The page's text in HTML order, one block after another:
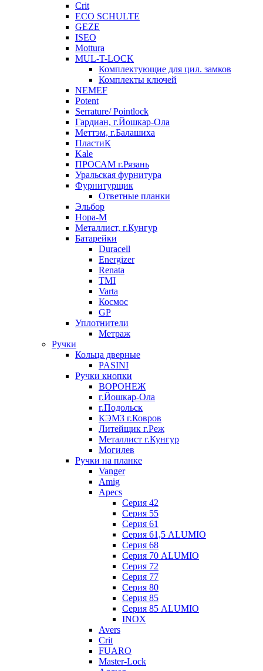
Crit
ECO SCHULTE
GEZE
ISEO
Mottura
MUL-T-LOCK
Комплектующие для цил. замков
Комплекты ключей
NEMEF
Potent
Serrature/ Pointlock
Гардиан, г.Йошкар-Ола
Меттэм, г.Балашиха
ПластиК
Kale
ПРОСАМ г.Рязань
Уральская фурнитура
Фурнитурщик
Ответные планки
Эльбор
Нора-М
Металлист, г.Кунгур
Батарейки
Duracell
Energizer
Renata
TMI
Varta
Космос
GP
Уплотнители
Метраж
Ручки
Кольца дверные
PASINI
Ручки кнопки
ВОРОНЕЖ
г.Йошкар-Ола
г.Подольск
КЭМЗ г.Ковров
Литейщик г.Реж
Металлист г.Кунгур
Могилев
Ручки на планке
Vanger
Amig
Apecs
Серия 42
Серия 55
Серия 61
Серия 61,5 ALUMIO
Серия 68
Серия 70 ALUMIO
Серия 72
Серия 77
Серия 80
Серия 85
Серия 85 ALUMIO
INOX
Avers
Crit
FUARO
Master-Lock